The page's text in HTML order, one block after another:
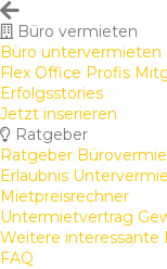
Büro vermieten
Büro untervermieten
Flex Office Profis
Erfolgsstories
Jetzt inserieren
Ratgeber
Ratgeber
Erlaubnis
Mietpreisrechner
Untermietvertrag
Weitere interessante
FAQ